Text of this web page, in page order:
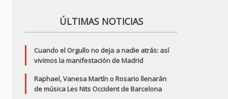
ÚLTIMAS NOTICIAS
Cuando el Orgullo no deja a nadie atrás: así
vivimos la manifestación de Madrid
Raphael, Vanesa Martín o Rosario llenarán
de música Les Nits Occident de Barcelona